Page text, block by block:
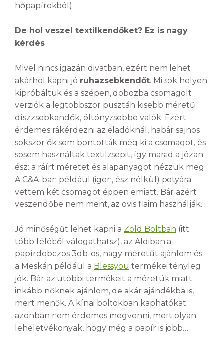
hőpapírokból).
De hol veszel textilkendőket? Ez is nagy
kérdés
Mivel nincs igazán divatban, ezért nem lehet
akárhol kapni jó ruhazsebkendőt. Mi sok helyen
kipróbáltuk és a szépen, dobozba csomagolt
verziók a legtöbbször pusztán kisebb méretű
díszzsebkendők, öltönyzsebbe valók. Ezért
érdemes rákérdezni az eladóknál, habár sajnos
sokszor ők sem bontották még ki a csomagot, és
sosem használtak textilzsepit, így marad a józan
ész: a ráírt méretet és alapanyagot nézzük meg.
A C&A-ban például (igen, ész nélkül) potyára
vettem két csomagot éppen emiatt. Bár azért
veszendőbe nem ment, az ovis fiaim használják.
Jó minőségűt lehet kapni a Zöld Boltban (itt
több féléből válogathatsz), az Aldiban a
papírdobozos 3db-os, nagy méretűt ajánlom és
a Meskán például a Blessyou termékei tényleg
jók. Bár az utóbbi termékeit a méretük miatt
inkább nőknek ajánlom, de akár ajándékba is,
mert menők. A kínai boltokban kaphatókat
azonban nem érdemes megvenni, mert olyan
leheletvékonyak, hogy még a papír is jobb…